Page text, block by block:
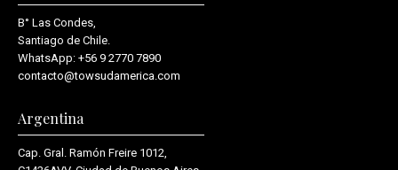
B° Las Condes,
Santiago de Chile.
WhatsApp: +56 9 2770 7890
contacto@towsudamerica.com
Argentina
Cap. Gral. Ramón Freire 1012,